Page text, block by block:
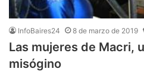
InfoBaires24 8 de marzo de 2019
Las mujeres de Macri,
misógino